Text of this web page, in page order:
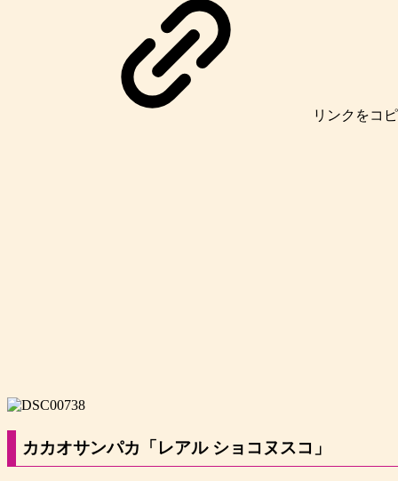
リンク をコ
カカオサンパカ「レアル ショコヌスコ」